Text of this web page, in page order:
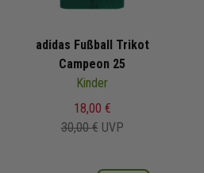
adidas Fußball Trikot
Campeon 25
Kinder
18,00 €
30,00 € UVP